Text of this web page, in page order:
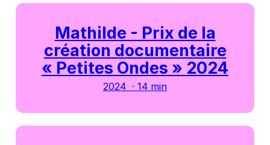
Mathilde - Prix de la
création documentaire
« Petites Ondes » 2024
2024 · 14 min